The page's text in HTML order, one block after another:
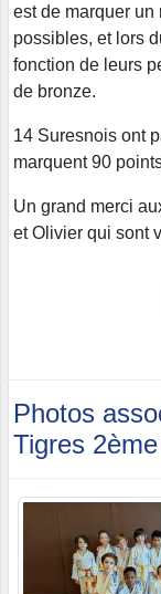
est de marquer
possibles, et lors
fonction de leurs
de bronze.
14 Suresnois ont
marquent 90
Un grand merci
et Olivier qui sont
Photos
Tigres